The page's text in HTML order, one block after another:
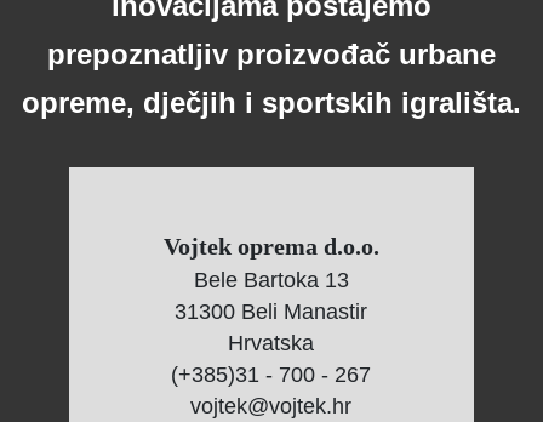
prepoznatljiv proizvođač urbane
opreme, dječjih i sportskih igrališta.
Vojtek oprema d.o.o.
Bele Bartoka 13
31300 Beli Manastir
Hrvatska
(+385)31 - 700 - 267
vojtek@vojtek.hr